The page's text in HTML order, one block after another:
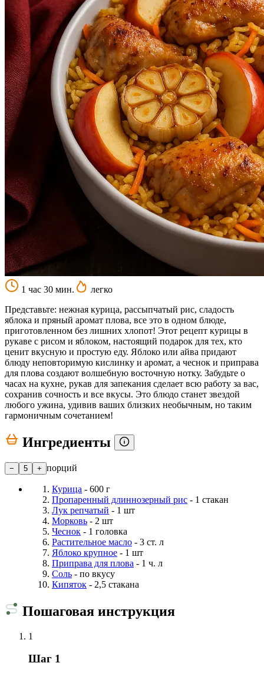
1 час 30 мин.
легко
Представьте: нежная курица, рассыпчатый рис, сладость
яблока и пряный аромат плова, все это в одном блюде,
приготовленном без лишних хлопот! Этот рецепт курицы в
рукаве с рисом и яблоком, настоящий подарок для тех, кто
ценит вкусную и простую еду. Яблоко или айва придают
блюду неповторимую кислинку и аромат, а чеснок и приправа
для плова создают волшебную восточную нотку. Забудьте о
часах на кухне, рукав для запекания сделает всю работу за вас,
сохранив сочность и все вкусы. Это блюдо станет звездой
любого ужина, удивив ваших близких необычным, но таким
гармоничным сочетанием!
Ингредиенты
− 5 + порций
Курица - 600 г
Пропаренный длиннозерный рис - 1 стакан
Лук репчатый - 1 шт
Морковь - 2 шт
Чеснок - 1 головка
Растительное масло - 3 ст. л
Яблоко крупное - 1 шт
Приправа для плова - 1 ч. л
Соль - по вкусу
Кипяток - 2,5 стакана
Пошаговая инструкция
1
Шаг 1